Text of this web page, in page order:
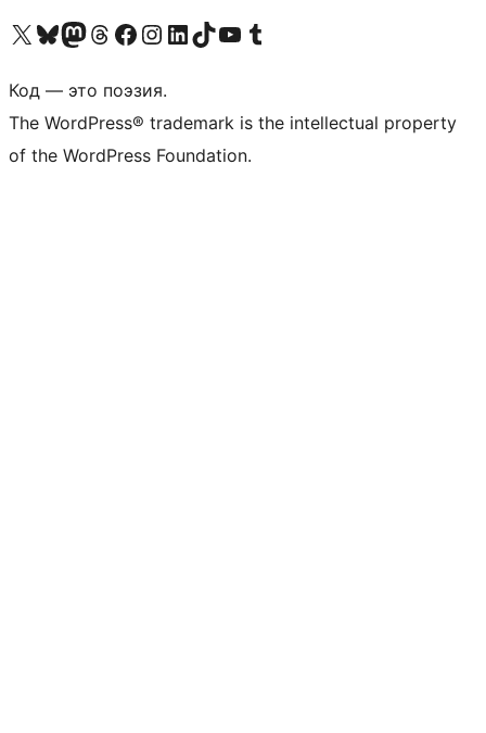
Посетите нас в X (ранее Twitter)
Посетите нашу учётную запись в Bluesky
Посетите нашу ленту в Mastodon
Посетите нашу учётную запись в Threads
Посетите нашу страницу на Facebook
Посетите наш Instagram
Посетите нашу страницу в LinkedIn
Посетите нашу учётную запись в TikTok
Посетите наш канал YouTube
Посетите нашу учётную запись в Tumblr
Код — это поэзия.
The WordPress® trademark is the intellectual property
of the WordPress Foundation.